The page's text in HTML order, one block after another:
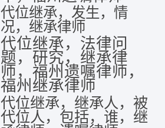
代位继承，发生，情
况，继承律师
代位继承，法律问
题，研究，继承律
师，福州遗嘱律师，
福州继承律师
代位继承，继承人，被
代位人，包括，谁，继